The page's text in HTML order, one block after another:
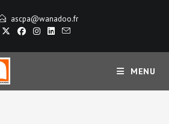
ascpa@wanadoo.fr
MENU